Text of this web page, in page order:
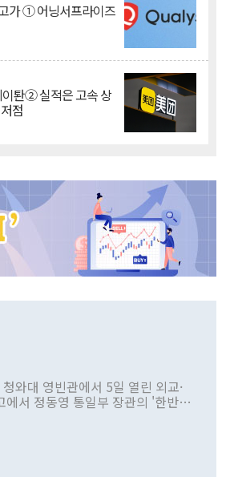
가 ① 어닝서프라이즈
이퇀② 실적은 고속 상
점
와대 영빈관에서 5일 열린 외교·
서 정동영 통일부 장관의 '한반도
사안을 정책으로 추진하겠다고 공